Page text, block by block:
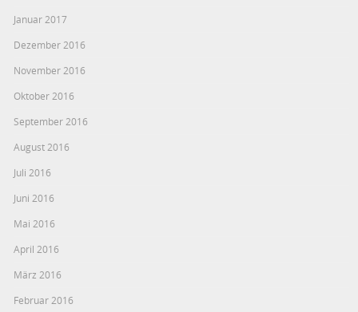
Januar 2017
Dezember 2016
November 2016
Oktober 2016
September 2016
August 2016
Juli 2016
Juni 2016
Mai 2016
April 2016
März 2016
Februar 2016